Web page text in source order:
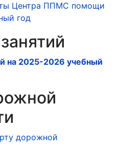
Центра ППМС помощи
год
на 2025-2026 учебный
дорожной